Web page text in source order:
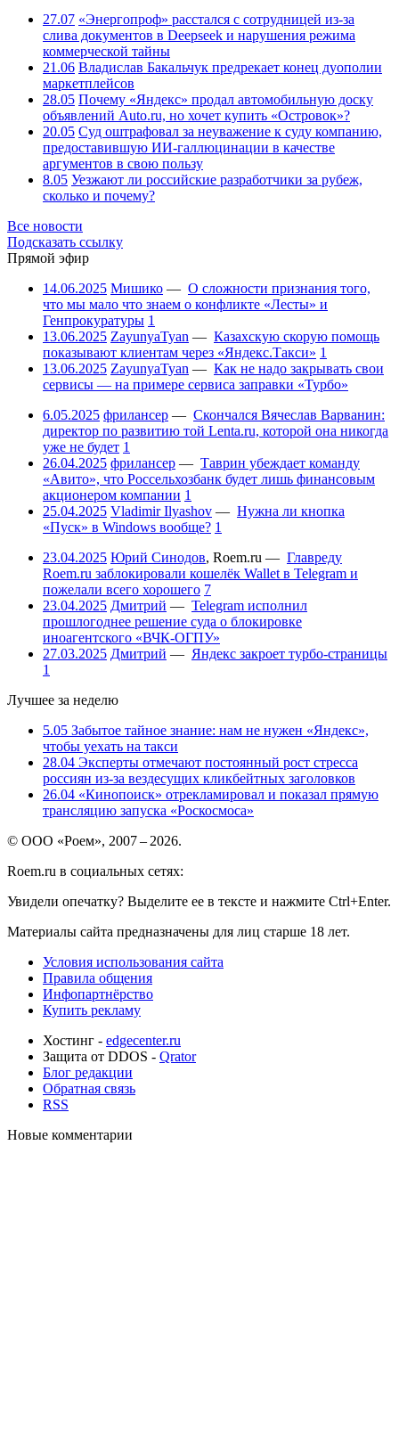
27.07 «Энергопроф» расстался с сотрудницей из-за
слива документов в Deepseek и нарушения режима
коммерческой тайны
21.06 Владислав Бакальчук предрекает конец дуополии
маркетплейсов
28.05 Почему «Яндекс» продал автомобильную доску
объявлений Auto.ru, но хочет купить «Островок»?
20.05 Суд оштрафовал за неуважение к суду компанию,
предоставившую ИИ-галлюцинации в качестве
аргументов в свою пользу
8.05 Уезжают ли российские разработчики за рубеж,
сколько и почему?
Все новости
Подсказать ссылку
Прямой эфир
14.06.2025 Мишико — О сложности признания того,
что мы мало что знаем о конфликте «Лесты» и
Генпрокуратуры 1
13.06.2025 ZayunyaTyan — Казахскую скорую помощь
показывают клиентам через «Яндекс.Такси» 1
13.06.2025 ZayunyaTyan — Как не надо закрывать свои
сервисы — на примере сервиса заправки «Турбо»
6.05.2025 фрилансер — Скончался Вячеслав Варванин:
директор по развитию той Lenta.ru, которой она никогда
уже не будет 1
26.04.2025 фрилансер — Таврин убеждает команду
«Авито», что Россельхозбанк будет лишь финансовым
акционером компании 1
25.04.2025 Vladimir Ilyashov — Нужна ли кнопка
«Пуск» в Windows вообще? 1
23.04.2025 Юрий Синодов, Roem.ru — Главреду
Roem.ru заблокировали кошелёк Wallet в Telegram и
пожелали всего хорошего 7
23.04.2025 Дмитрий — Telegram исполнил
прошлогоднее решение суда о блокировке
иноагентского «ВЧК-ОГПУ»
27.03.2025 Дмитрий — Яндекс закроет турбо-страницы
1
Лучшее за неделю
5.05 Забытое тайное знание: нам не нужен «Яндекс»,
чтобы уехать на такси
28.04 Эксперты отмечают постоянный рост стресса
россиян из-за вездесущих кликбейтных заголовков
26.04 «Кинопоиск» отрекламировал и показал прямую
трансляцию запуска «Роскосмоса»
© ООО «Роем», 2007 – 2026.
Roem.ru в социальных сетях:
Увидели опечатку? Выделите ее в тексте и нажмите Ctrl+Enter.
Материалы сайта предназначены для лиц старше 18 лет.
Условия использования сайта
Правила общения
Инфопартнёрство
Купить рекламу
Хостинг - edgecenter.ru
Защита от DDOS - Qrator
Блог редакции
Обратная связь
RSS
Новые комментарии